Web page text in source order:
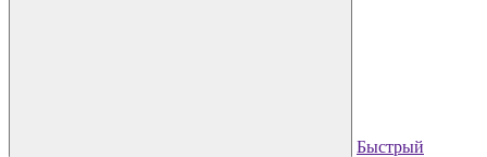
Быстрый